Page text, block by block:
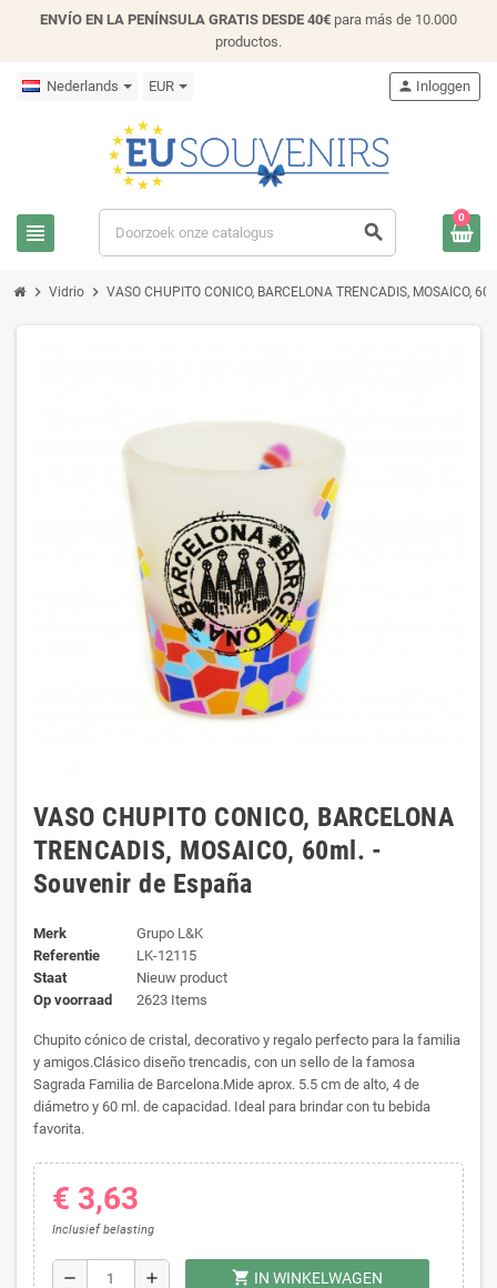
ENVÍO EN LA PENÍNSULA GRATIS DESDE 40€ para más de 10.000
productos.
Nederlands EUR
view_headline search
person Inloggen
0
chevron_right Vidrio chevron_right VASO CHUPITO CONICO, BARCELONA TRENCADIS, MOSAICO,
VASO CHUPITO CONICO, BARCELONA
TRENCADIS, MOSAICO, 60ml. -
Souvenir de España
Merk
Grupo L&K
Referentie
LK-12115
Staat
Nieuw product
Op voorraad
2623 Items
Chupito cónico de cristal, decorativo y regalo perfecto para la familia
y amigos.Clásico diseño trencadis, con un sello de la famosa
Sagrada Familia de Barcelona.Mide aprox. 5.5 cm de alto, 4 de
diámetro y 60 ml. de capacidad. Ideal para brindar con tu bebida
favorita.
€ 3,63
Inclusief belasting
remove add shopping_cart IN WINKELWAGEN